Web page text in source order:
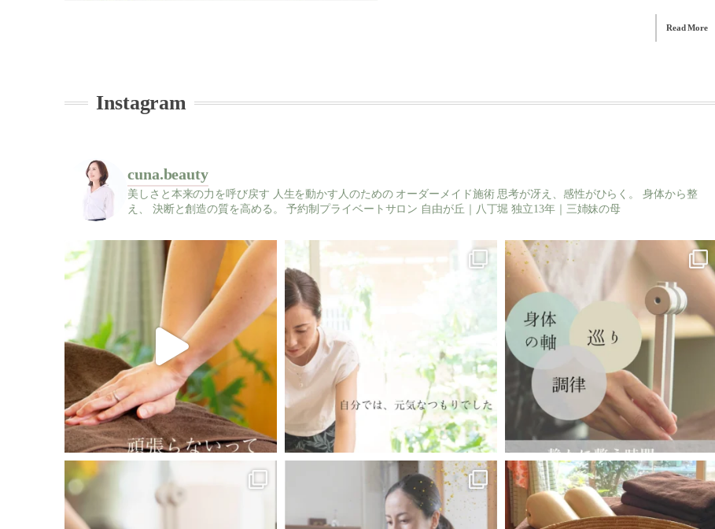
Read More
Instagram
cuna.beauty
美しさと本来の力を呼び戻す 人生を動かす人のためのオーダーメイド施術思考が冴え、感性がひらく。
身体から整
え、
決断と創造の質を高める。 予約制プライベートサロン 自由が丘｜八丁堀 独立13年｜三姉妹の母